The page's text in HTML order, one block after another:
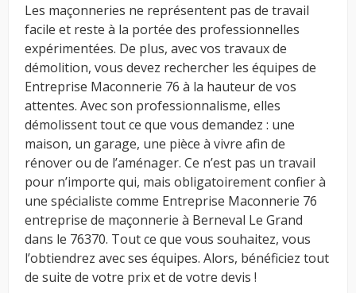
Les maçonneries ne représentent pas de travail
facile et reste à la portée des professionnelles
expérimentées. De plus, avec vos travaux de
démolition, vous devez rechercher les équipes de
Entreprise Maconnerie 76 à la hauteur de vos
attentes. Avec son professionnalisme, elles
démolissent tout ce que vous demandez : une
maison, un garage, une pièce à vivre afin de
rénover ou de l’aménager. Ce n’est pas un travail
pour n’importe qui, mais obligatoirement confier à
une spécialiste comme Entreprise Maconnerie 76
entreprise de maçonnerie à Berneval Le Grand
dans le 76370. Tout ce que vous souhaitez, vous
l’obtiendrez avec ses équipes. Alors, bénéficiez tout
de suite de votre prix et de votre devis !